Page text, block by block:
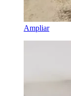
Ampliar